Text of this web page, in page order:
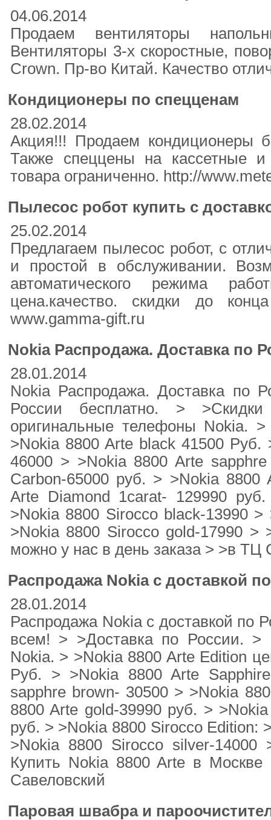
04.06.2014
Продаем вентиляторы
Вентиляторы 3-х скоростные,
Crown. Пр-во Китай. Качество
Кондиционеры по спецценам
28.02.2014
Акция!!! Продаем кондиционеры
Также спеццены на кассетные
товара ограниченно. http://
Пылесос робот купить с
25.02.2014
Предлагаем пылесос робот, с
и простой в обслуживании.
автоматического режима
цена.качество. скидки до
www.gamma-gift.ru
Nokia Распродажа. Доставка по
28.01.2014
Nokia Распродажа. Доставка по
России бесплатно. >
оригинальные телефоны Nokia.
>Nokia 8800 Arte black 41500
46000 > >Nokia 8800 Arte
Carbon-65000 руб. > >Nokia 8800
Arte Diamond 1carat- 129990
>Nokia 8800 Sirocco black-13990
>Nokia 8800 Sirocco gold-17990 >
можно у нас в день заказа > >в ТЦ
Распродажа Nokia с доставкой
28.01.2014
Распродажа Nokia с доставкой по
всем! > >Доставка по России. >
Nokia. > >Nokia 8800 Arte Еdition
Руб. > >Nokia 8800 Arte
sapphre brown- 30500 > >Nokia
8800 Arte gold-39990 руб. >
руб. > >Nokia 8800 Sirocco Еdition:
>Nokia 8800 Sirocco silver-14000
Купить Nokia 8800 Arte в
Савеловский
Паровая швабра и